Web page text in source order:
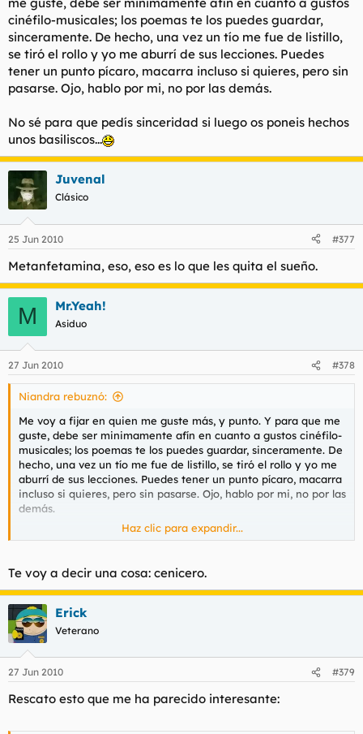
mierda.
Todas putas.
cinéfilo-musicales; los poemas te los puedes guardar,
sinceramente. De hecho, una vez un tío me fue de listillo,
se tiró el rollo y yo me aburrí de sus lecciones. Puedes
tener un punto pícaro, macarra incluso si quieres, pero sin
pasarse. Ojo, hablo por mi, no por las demás.
No sé para que pedís sinceridad si luego os poneis hechos
unos basiliscos...
Juvenal
Clásico
25 Jun 2010 #377
Metanfetamina, eso, eso es lo que les quita el sueño.
M Mr.Yeah!
Asiduo
27 Jun 2010 #378
Niandra rebuznó:
Me voy a fijar en quien me guste más, y punto. Y para que me
guste, debe ser minimamente afín en cuanto a gustos cinéfilo-
musicales; los poemas te los puedes guardar, sinceramente. De
hecho, una vez un tío me fue de listillo, se tiró el rollo y yo me
aburrí de sus lecciones. Puedes tener un punto pícaro, macarra
incluso si quieres, pero sin pasarse. Ojo, hablo por mi, no por las
demás.
No sé para que pedís sinceridad si luego os poneis hechos unos
Haz clic para expandir...
Te voy a decir una cosa: cenicero.
Erick
Veterano
27 Jun 2010 #379
Rescato esto que me ha parecido interesante: